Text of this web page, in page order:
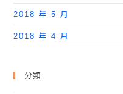
2018 年 5 月
2018 年 4 月
分類